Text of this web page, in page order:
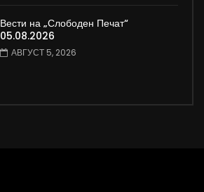
Вести на „Слободен Печат“
05.08.2026
АВГУСТ 5, 2026